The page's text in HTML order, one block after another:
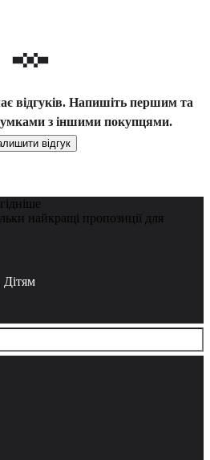
відгуків. Напишіть першим та
з іншими покупцями.
відгук
найкращі пропозиції для
Дітям